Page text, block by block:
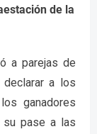
de la
a parejas de
a los
ganadores
su pase a las